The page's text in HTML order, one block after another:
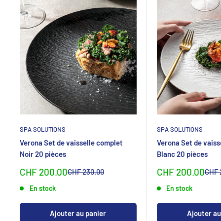
SPA SOLUTIONS
Verona Set de vaisselle complet
Noir 20 pièces
Sonderpreis
CHF 200.00Normalpreis
CHF 230.00
En stock
Ajouter au panier
SPA SOLUTIONS
Verona Set de
Blanc 20 pièces
Sonderpreis
CHF 200.00CHF
En stock
Ajouter